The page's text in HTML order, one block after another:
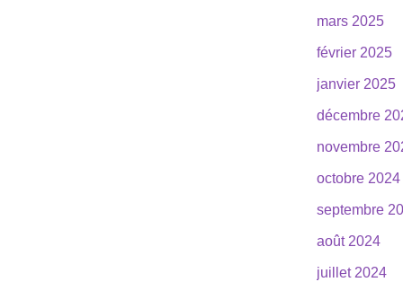
mars 2025
février 2025
janvier 2025
décembre
novembre
octobre 2024
septembre
août 2024
juillet 2024